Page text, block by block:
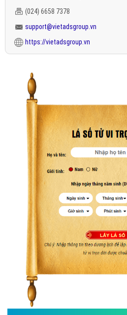
(024) 6658 7378
support@vietadsgroup.vn
https://vietadsgroup.vn